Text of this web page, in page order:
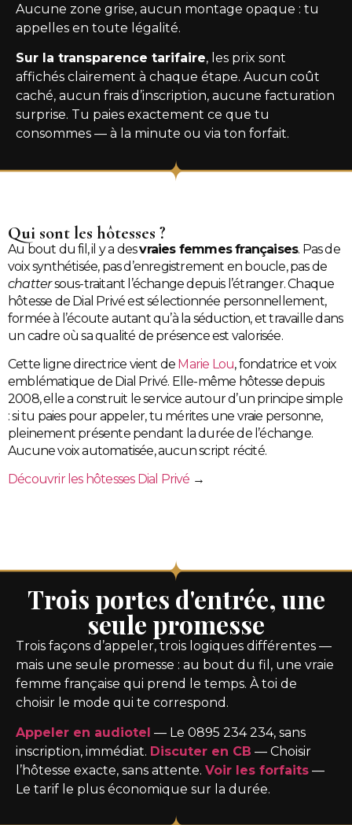
Aucune zone grise, aucun montage opaque : tu
appelles en toute légalité.
Sur la transparence tarifaire, les prix sont
affichés clairement à chaque étape. Aucun coût
caché, aucun frais d’inscription, aucune facturation
surprise. Tu paies exactement ce que tu
consommes — à la minute ou via ton forfait.
Qui sont les hôtesses ?
Au bout du fil, il y a desvraies femmes françaises. Pas de
voix synthétisée, pas d’enregistrement en boucle, pas de
chattersous-traitant l’échange depuis l’étranger. Chaque
hôtesse de Dial Privé est sélectionnée personnellement,
formée à l’écoute autant qu’à la séduction, et travaille dans
un cadre où sa qualité de présence est valorisée.
Cette ligne directrice vient de Marie Lou, fondatrice et voix
emblématique de Dial Privé. Elle-même hôtesse depuis
2008, elle a construit le service autour d’un principe simple
: si tu paies pour appeler, tu mérites une vraie personne,
pleinement présente pendant la durée de l’échange.
Aucune voix automatisée, aucun script récité.
Découvrir les hôtesses Dial Privé →
Trois portes d'entrée, une
seule promesse
Trois façons d’appeler, trois logiques différentes —
mais une seule promesse : au bout du fil, une vraie
femme française qui prend le temps. À toi de
choisir le mode qui te correspond.
Appeler en audiotel — Le 0895 234 234, sans
inscription, immédiat. Discuter en CB — Choisir
l’hôtesse exacte, sans attente. Voir les forfaits —
Le tarif le plus économique sur la durée.